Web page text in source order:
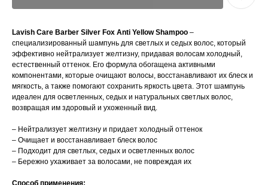
Lavish Care Barber Silver Fox Anti Yellow Shampoo –
специализированный шампунь для светлых и седых волос, который
эффективно нейтрализует желтизну, придавая волосам холодный,
естественный оттенок. Его формула обогащена активными
компонентами, которые очищают волосы, восстанавливают их блеск и
мягкость, а также помогают сохранить яркость цвета. Этот шампунь
идеален для осветленных, седых и натуральных светлых волос,
возвращая им здоровый и ухоженный вид.
– Нейтрализует желтизну и придает холодный оттенок
– Очищает и восстанавливает блеск волос
– Подходит для светлых, седых и осветленных волос
– Бережно ухаживает за волосами, не повреждая их